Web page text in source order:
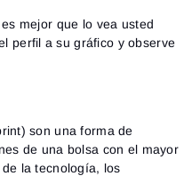
mejor que lo vea usted
perfil a su gráfico y observe
son una forma de
de una bolsa con el mayor
la tecnología, los